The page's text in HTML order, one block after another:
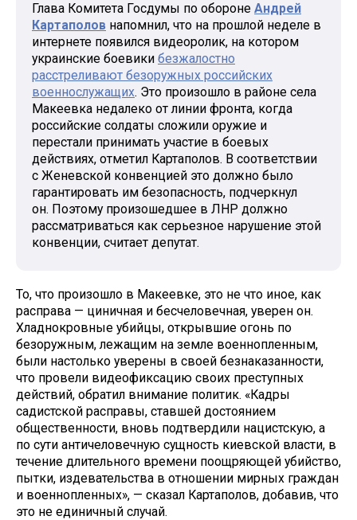
Глава Комитета Госдумы по обороне Андрей
Картаполов напомнил, что на прошлой неделе в
интернете появился видеоролик, на котором
украинские боевики безжалостно
расстреливают безоружных российских
военнослужащих. Это произошло в районе села
Макеевка недалеко от линии фронта, когда
российские солдаты сложили оружие и
перестали принимать участие в боевых
действиях, отметил Картаполов. В соответствии
с Женевской конвенцией это должно было
гарантировать им безопасность, подчеркнул
он. Поэтому произошедшее в ЛНР должно
рассматриваться как серьезное нарушение этой
конвенции, считает депутат.
То, что произошло в Макеевке, это не что иное, как
расправа — циничная и бесчеловечная, уверен он.
Хладнокровные убийцы, открывшие огонь по
безоружным, лежащим на земле военнопленным,
были настолько уверены в своей безнаказанности,
что провели видеофиксацию своих преступных
действий, обратил внимание политик. «Кадры
садистской расправы, ставшей достоянием
общественности, вновь подтвердили нацистскую, а
по сути античеловечную сущность киевской власти, в
течение длительного времени поощряющей убийство,
пытки, издевательства в отношении мирных граждан
и военнопленных», — сказал Картаполов, добавив, что
это не единичный случай.